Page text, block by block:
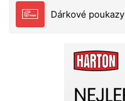
Dárkové poukazy